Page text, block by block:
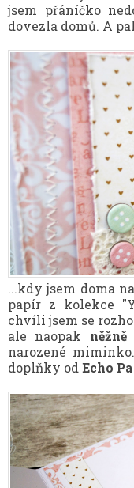
jsem přáníčko
dovezla domů. A
...kdy jsem doma
papír z kolekce
chvíli jsem se
ale naopak
narozené
doplňky od Echo